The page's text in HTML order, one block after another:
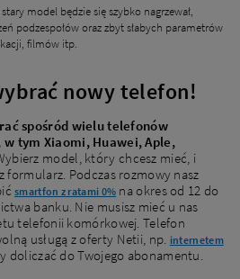
model będzie się szybko nagrzewał,
podzespołów oraz zbyt słabych parametrów
filmów itp.
nowy telefon!
spośród wielu telefonów
tym Xiaomi, Huawei, Aple,
model, który chcesz mieć, i
formularz. Podczas rozmowy nasz
smartfon z ratami 0% na okres od 12 do
banku. Nie musisz mieć u nas
telefonii komórkowej. Telefon
usługą z oferty Netii, np. internetem
doliczać do Twojego abonamentu.